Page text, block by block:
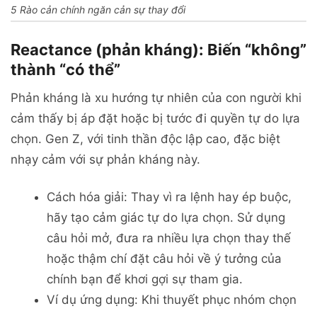
5 Rào cản chính ngăn cản sự thay đổi
Reactance (phản kháng): Biến “không”
thành “có thể”
Phản kháng là xu hướng tự nhiên của con người khi
cảm thấy bị áp đặt hoặc bị tước đi quyền tự do lựa
chọn. Gen Z, với tinh thần độc lập cao, đặc biệt
nhạy cảm với sự phản kháng này.
Cách hóa giải: Thay vì ra lệnh hay ép buộc,
hãy tạo cảm giác tự do lựa chọn. Sử dụng
câu hỏi mở, đưa ra nhiều lựa chọn thay thế
hoặc thậm chí đặt câu hỏi về ý tưởng của
chính bạn để khơi gợi sự tham gia.
Ví dụ ứng dụng: Khi thuyết phục nhóm chọn